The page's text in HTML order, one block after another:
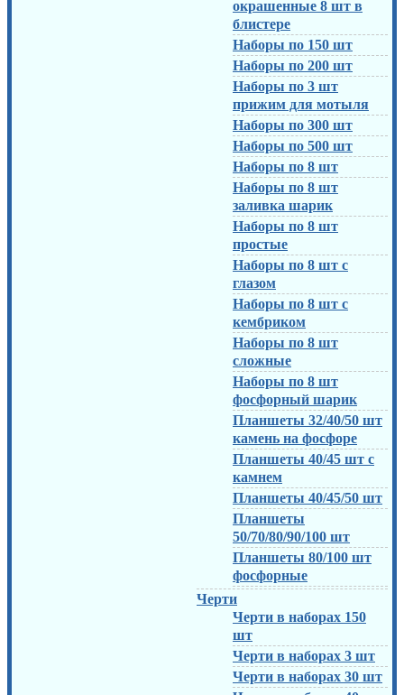
окрашенные 8 шт в
блистере
Наборы по 150 шт
Наборы по 200 шт
Наборы по 3 шт
прижим для мотыля
Наборы по 300 шт
Наборы по 500 шт
Наборы по 8 шт
Наборы по 8 шт
заливка шарик
Наборы по 8 шт
простые
Наборы по 8 шт с
глазом
Наборы по 8 шт с
кембриком
Наборы по 8 шт
сложные
Наборы по 8 шт
фосфорный шарик
Планшеты 32/40/50 шт
камень на фосфоре
Планшеты 40/45 шт с
камнем
Планшеты 40/45/50 шт
Планшеты
50/70/80/90/100 шт
Планшеты 80/100 шт
фосфорные
Черти
Черти в наборах 150
шт
Черти в наборах 3 шт
Черти в наборах 30 шт